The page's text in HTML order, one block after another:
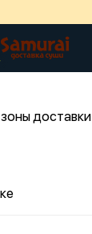
доставки